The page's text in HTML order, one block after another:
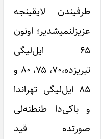
طرفیندن لایقینجه
عزیزلنمیشدیر؛ اونون
۶۵ ایل‌لیگی
تبریزده،۷۰، ۷۵، ۸۰ و
۸۵ ایل‌لیگی تهراندا
و باکی‌دا طنطنه‌لی
صورتده قید